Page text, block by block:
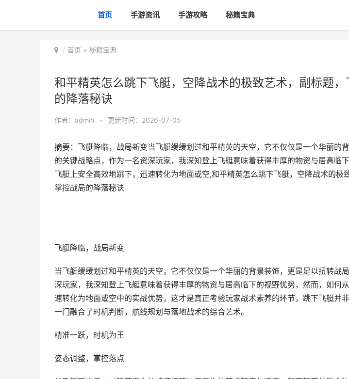
首页 手游资讯 手游攻略 秘籍宝典
首页 > 秘籍宝典
和平精英怎么跳下飞艇，空降战术的极致艺术，副标题
的降落秘诀
作者： admin • 更新时间：2026-07-05
摘要：飞艇降临，战局新变当飞艇缓缓划过和平精英的天空，它不仅仅是一个华丽的
的关键战略点，作为一名资深玩家，我深知登上飞艇意味着获得丰厚的物资与居高临
飞艇上安全高效地跳下，迅速转化为地面或空,和平精英怎么跳下飞艇，空降战术的极
掌控战局的降落秘诀
飞艇降临，战局新变
当飞艇缓缓划过和平精英的天空，它不仅仅是一个华丽的背景装饰，更是足以扭转战
深玩家，我深知登上飞艇意味着获得丰厚的物资与居高临下的视野优势，然而，如何
速转化为地面或空中的实战优势，这才是真正考验玩家战术素养的环节，跳下飞艇并
一门融合了时机判断，航线规划与落地战术的综合艺术。
精准一跃，时机为王
姿态调整，掌控落点